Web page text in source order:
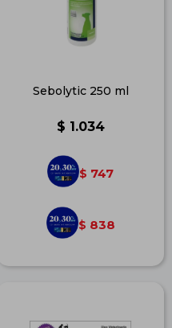
Sebolytic 250 ml
$ 1.034
$ 747
$ 838